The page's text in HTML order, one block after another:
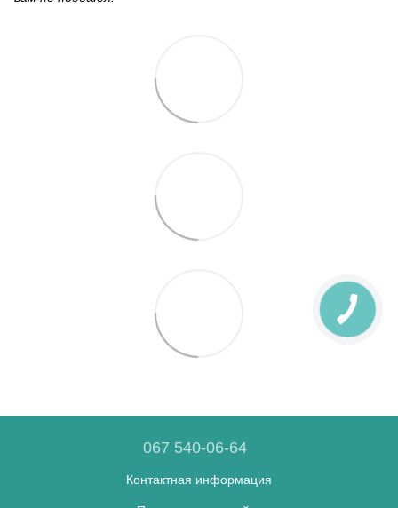
067 540-06-64
Контактная информация